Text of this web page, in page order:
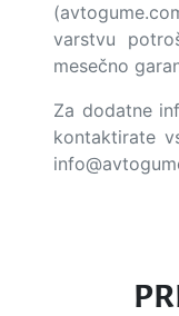
varstvu
mesečno
Za dodatne
kontaktirate